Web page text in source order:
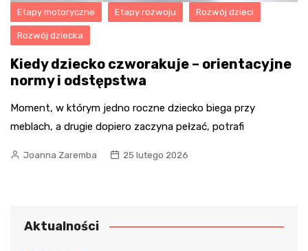
Etapy motoryczne Etapy rozwoju Rozwój dzieci
Rozwój dziecka
Kiedy dziecko czworakuje – orientacyjne
normy i odstępstwa
Moment, w którym jedno roczne dziecko biega przy
meblach, a drugie dopiero zaczyna pełzać, potrafi
Joanna Zaremba 25 lutego 2026
Aktualności